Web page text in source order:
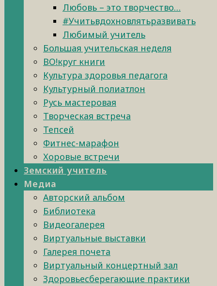
Любовь – это творчество…
#Учитьвдохновлятьразвивать
Любимый учитель
Большая учительская неделя
ВО!круг книги
Культура здоровья педагога
Культурный полиатлон
Русь мастеровая
Творческая встреча
Тепсей
Фитнес-марафон
Хоровые встречи
Земский учитель
Медиа
Авторский альбом
Библиотека
Видеогалерея
Виртуальные выставки
Галерея почета
Виртуальный концертный зал
Здоровьесберегающие практики